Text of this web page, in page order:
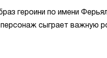
героини по имени
сыграет важную